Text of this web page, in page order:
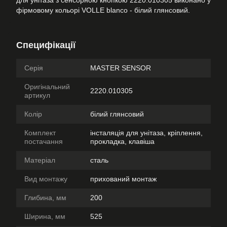
фірмовому кольорі VOLLE blanco - білий глянсовий.
Специфікації
Серія MASTER SENSOR
Оригінальний
артикул
2220.010305
Колір білий глянсовий
Комплект
постачання
інсталяція для унітаза, кріплення,
прокладка, клавіша
Матеріал сталь
Вид монтажу прихований монтаж
Глибина, мм 200
Ширина, мм 525